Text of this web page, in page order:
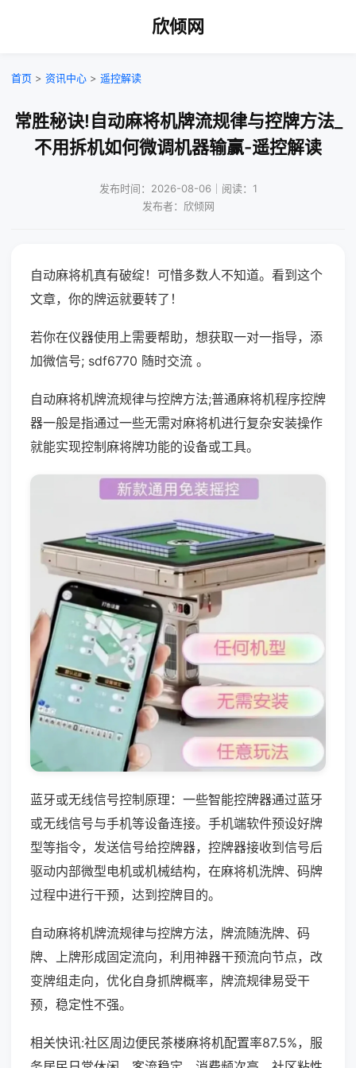
欣倾网
首页 > 资讯中心 > 遥控解读
常胜秘诀!自动麻将机牌流规律与控牌方法_
不用拆机如何微调机器输赢-遥控解读
发布时间：2026-08-06｜阅读：1
发布者：欣倾网
自动麻将机真有破绽！可惜多数人不知道。看到这个
文章，你的牌运就要转了！
若你在仪器使用上需要帮助，想获取一对一指导，添
加微信号; sdf6770 随时交流 。
自动麻将机牌流规律与控牌方法;普通麻将机程序控牌
器一般是指通过一些无需对麻将机进行复杂安装操作
就能实现控制麻将牌功能的设备或工具。
蓝牙或无线信号控制原理：一些智能控牌器通过蓝牙
或无线信号与手机等设备连接。手机端软件预设好牌
型等指令，发送信号给控牌器，控牌器接收到信号后
驱动内部微型电机或机械结构，在麻将机洗牌、码牌
过程中进行干预，达到控牌目的。
自动麻将机牌流规律与控牌方法，牌流随洗牌、码
牌、上牌形成固定流向，利用神器干预流向节点，改
变牌组走向，优化自身抓牌概率，牌流规律易受干
预，稳定性不强。
相关快讯:社区周边便民茶楼麻将机配置率87.5%，服